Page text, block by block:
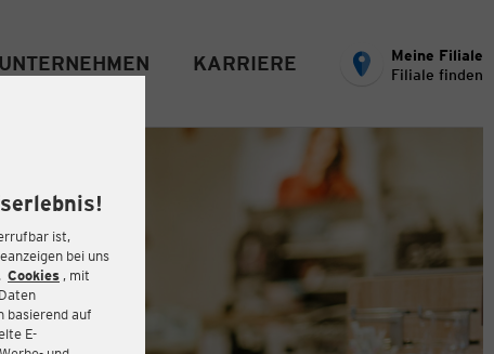
ist,
bei uns
Cookies , mit
basierend auf
E-
UNTERNEHMEN KARRIERE
Meine Filiale
Filiale finden